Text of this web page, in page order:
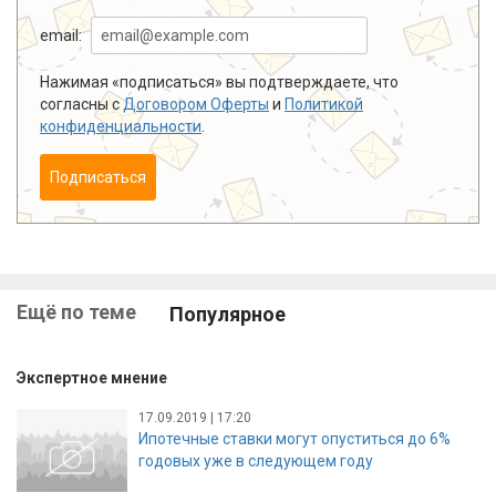
email:
Нажимая «подписаться» вы подтверждаете, что
согласны сДоговором Оферты и Политикой
конфиденциальности.
Подписаться
Ещё по теме Популярное
Экспертное мнение
17.09.2019 | 17:20
Ипотечные ставки могут опуститься до 6%
годовых уже в следующем году